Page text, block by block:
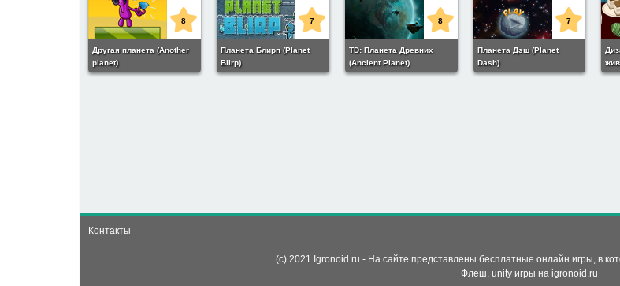
8
Другая планета (Another
planet)
7
Планета Блирп (Planet
Blirp)
8
TD: Планета Древних
(Ancient Planet)
7
Планета Дэш (Planet
Dash)
Контакты
(c) 2021 Igronoid.ru - На сайте представлены бесплатные онлайн игры, в
Флеш, unity игры на igronoid.ru